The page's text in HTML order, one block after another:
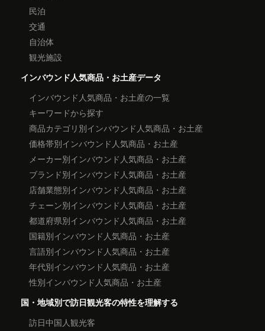
民泊
交通
自治体
観光施設
インバウンド人気商品・お土産データ
インバウンド人気商品・お土産の一覧
キーワードから探す
商品カテゴリ別インバウンド人気商品・お土産
価格帯別インバウンド人気商品・お土産
メーカー別インバウンド人気商品・お土産
ブランド別インバウンド人気商品・お土産
店舗業態別インバウンド人気商品・お土産
チェーン別インバウンド人気商品・お土産
都道府県別インバウンド人気商品・お土産
国籍別インバウンド人気商品・お土産
言語別インバウンド人気商品・お土産
年代別インバウンド人気商品・お土産
性別インバウンド人気商品・お土産
国・地域別で訪日観光客の特性を理解する
訪日中国人観光客